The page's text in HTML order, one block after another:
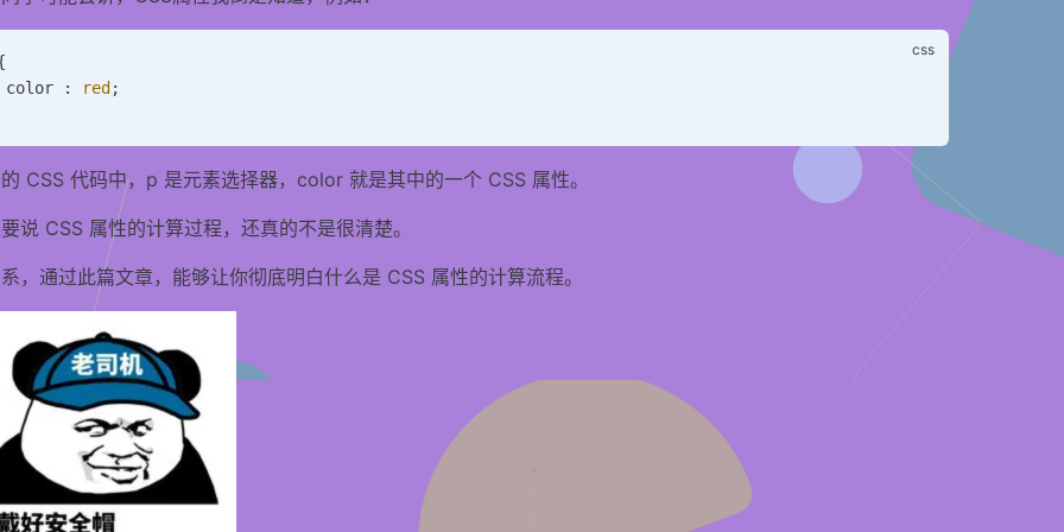
color :
red ;
CSS 代码中，p 是元素选择器，color 就是其中的一个 CSS 属性。
说 CSS 属性的计算过程，还真的不是很清楚。
，通过此篇文章，能够让你彻底明白什么是 CSS 属性的计算流程。